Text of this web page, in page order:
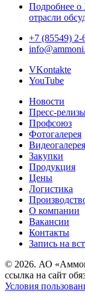
Подробнее о
отрасли
+7 (85549) 2-
VKontakte
YouTube
Новости
Пресс-
Профсоюз
Фотогалерея
Видеогалерея
Закупки
Продукция
Цены
Логистика
О компании
Вакансии
Контакты
Запись на
© 2026. АО
ссылка на сайт
Условия